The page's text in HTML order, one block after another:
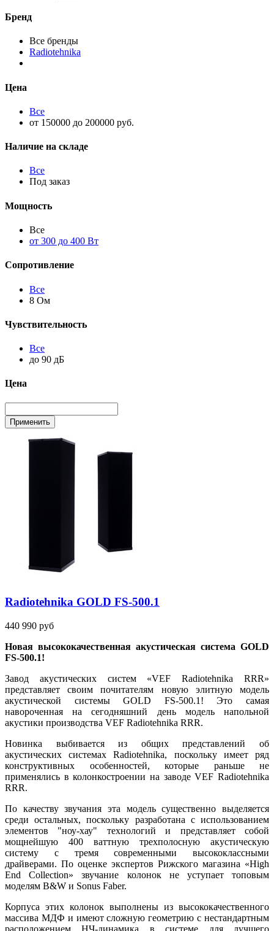
Бренд
Все бренды
Radiotehnika
Цена
Все
от 150000 до 200000 руб.
Наличие на складе
Все
Под заказ
Мощность
Все
от 300 до 400 Вт
Сопротивление
Все
8 Ом
Чувствительность
Все
до 90 дБ
Цена
Radiotehnika GOLD FS-500.1
440 990 руб
Новая высококачественная акустическая система GOLD
FS-500.1!
Завод акустических систем «VEF Radiotehnika RRR»
представляет своим почитателям новую элитную модель
акустической системы GOLD FS-500.1! Это самая
навороченная на сегодняшний день модель напольной
акустики производства VEF Radiotehnika RRR.
Новинка выбивается из общих представлений об
акустических системах Radiotehnika, поскольку имеет ряд
конструктивных особенностей, которые раньше не
применялись в колонкостроении на заводе VEF Radiotehnika
RRR.
По качеству звучания эта модель существенно выделяется
среди остальных, поскольку разработана с использованием
элементов "ноу-хау" технологий и представляет собой
мощнейшую 400 ваттную трехполосную акустическую
систему с тремя современными высококлассными
драйверами. По оценке экспертов Рижского магазина «High
End Collection» звучание колонок не уступает топовым
моделям B&W и Sonus Faber.
Корпуса этих колонок выполнены из высококачественного
массива МДФ и имеют сложную геометрию с нестандартным
расположением НЧ-динамика в системе для лучшего